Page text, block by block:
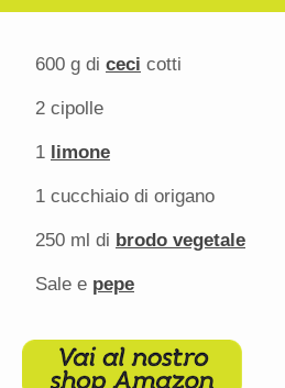
600 g di ceci cotti
2 cipolle
1 limone
1 cucchiaio di origano
250 ml di brodo vegetale
Sale e pepe